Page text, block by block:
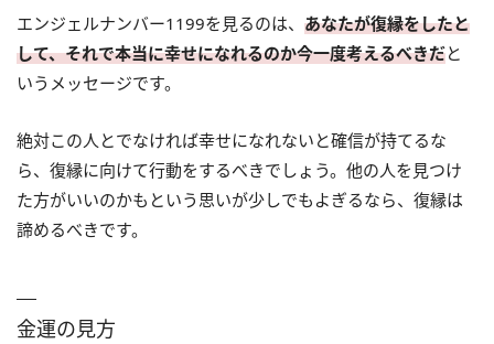
エンジェルナンバー1199を見るのは、 あなたが復縁をしたと
して、それで本当に幸せになれるのか今一度考えるべきだと
いうメッセージです。
絶対この人とでなければ幸せになれないと確信が持てるな
ら、復縁に向けて行動をするべきでしょう。他の人を見つけ
た方がいいのかもという思いが少しでもよぎるなら、復縁は
諦めるべきです。
金運の見方